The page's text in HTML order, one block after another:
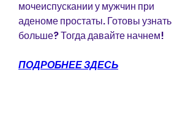
мочеиспускании у мужчин при
аденоме простаты. Готовы узнать
больше? Тогда давайте начнем!
ПОДРОБНЕЕ ЗДЕСЬ